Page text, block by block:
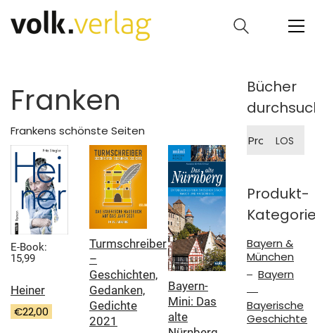
Franken
Frankens schönste Seiten
E-Book:
15,99
Heiner
€22,00
Turmschreiber
–
Geschichten,
Gedanken,
Gedichte
2021
Bayern-
Mini: Das
alte
Bücher
nach:
LOS
Produkt-
Bayern &
München
Bayern
Bayerische
Geschichte